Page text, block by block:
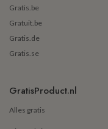
Gratis.be
Gratuit.be
Gratis.de
Gratis.se
GratisProduct.nl
Alles gratis